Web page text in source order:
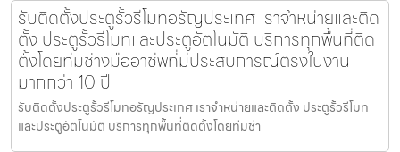
รับติดตั้งประตูรั้วรีโมทอรัญประเทศ เราจำหน่ายและติด
ตั้ง ประตูรั้วรีโมทและประตูอัตโนมัติ บริการทุกพื้นที่ติด
ตั้งโดยทีมช่างมืออาชีพที่มีประสบการณ์ตรงในงาน
มากกว่า 10 ปี
รับติดตั้งประตูรั้วรีโมทอรัญประเทศ เราจำหน่ายและติดตั้ง ประตูรั้วรีโมท
และประตูอัตโนมัติ บริการทุกพื้นที่ติดตั้งโดยทีมช่า